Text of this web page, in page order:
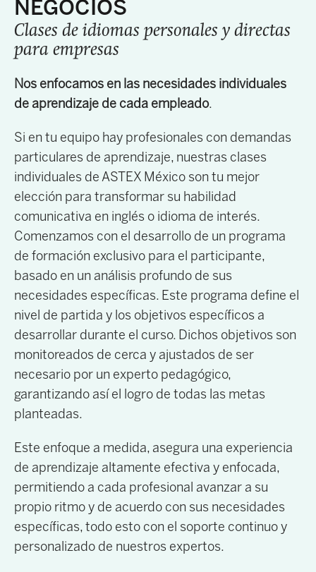
NEGOCIOS
Clases de idiomas personales y directas
para empresas
Nos enfocamos en las necesidades individuales
de aprendizaje de cada empleado.
Si en tu equipo hay profesionales con demandas
particulares de aprendizaje, nuestras clases
individuales de ASTEX México son tu mejor
elección para transformar su habilidad
comunicativa en inglés o idioma de interés.
Comenzamos con el desarrollo de un programa
de formación exclusivo para el participante,
basado en un análisis profundo de sus
necesidades específicas. Este programa define el
nivel de partida y los objetivos específicos a
desarrollar durante el curso. Dichos objetivos son
monitoreados de cerca y ajustados de ser
necesario por un experto pedagógico,
garantizando así el logro de todas las metas
planteadas.
Este enfoque a medida, asegura una experiencia
de aprendizaje altamente efectiva y enfocada,
permitiendo a cada profesional avanzar a su
propio ritmo y de acuerdo con sus necesidades
específicas, todo esto con el soporte continuo y
personalizado de nuestros expertos.